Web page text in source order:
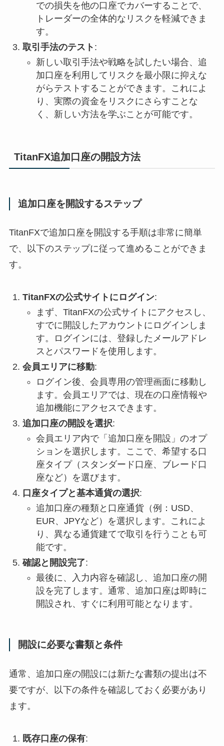
での損失を他の口座でカバーすることで、
トレーダーの全体的なリスクを軽減できま
す。
取引手法のテスト :
新しい取引手法や戦略を試したい場合、追
加口座を利用してリスクを最小限に抑えな
がらテストすることができます。これによ
り、実際の資金をリスクにさらすことな
く、新しい方法を学ぶことが可能です。
TitanFX追加口座の開設方法
追加口座を開設するステップ
TitanFXで追加口座を開設する手順は非常に簡単
で、以下のステップに従って進めることができま
す。
TitanFXの公式サイトにログイン:
まず、TitanFXの公式サイトにアクセスし、
すでに開設したアカウントにログインしま
す。ログインには、登録したメールアドレ
スとパスワードを使用します。
会員エリアに移動:
ログイン後、会員専用の管理画面に移動し
ます。会員エリアでは、現在の口座情報や
追加機能にアクセスできます。
追加口座の開設を選択:
会員エリア内で「追加口座を開設」のオプ
ションを選択します。ここで、希望する口
座タイプ（スタンダード口座、ブレード口
座など）を選びます。
口座タイプと基本通貨の選択:
追加口座の種類と口座通貨（例：USD、
EUR、JPYなど）を選択します。これによ
り、異なる通貨建てで取引を行うことも可
能です。
確認と開設完了:
最後に、入力内容を確認し、追加口座の開
設を完了します。通常、追加口座は即時に
開設され、すぐに利用可能となります。
開設に必要な書類と条件
通常、追加口座の開設には新たな書類の提出は不
要ですが、以下の条件を確認しておく必要があり
ます。
既存口座の保有: